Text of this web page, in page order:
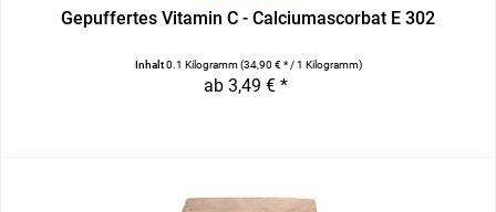
Gepuffertes Vitamin C - Calciumascorbat E 302
Inhalt0.1 Kilogramm(34,90 € * / 1 Kilogramm)
ab 3,49 € *